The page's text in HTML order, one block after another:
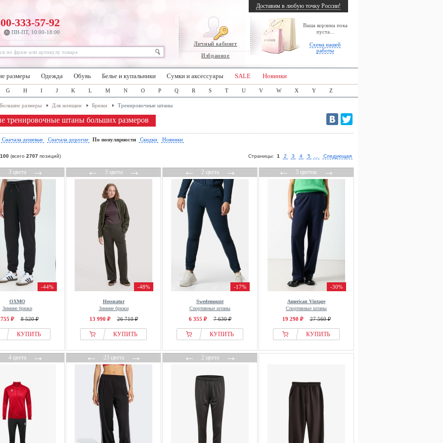
Личный кабинет
Избранное
Ваша корзина пока
пуста...
Схема нашей
работы
333-57-92
ПН-ПТ, 10:00-18:00
Доставим в любую точку России!
размеры Одежда Обувь Белье и купальники Сумки и аксессуары SALE Новинки
G H I J K L M N O P Q R S T U V W X Y Z
Большие размеры Для женщин Брюки Тренировочные штаны
тренировочные штаны больших размеров
Сначала дешевые Сначала дорогие По популярности Скидки Новинки
100 (всего 2707 позиций) Страницы: 1 2 3 4 5 Следующая
3 цвета→
-44%
OXMO
Зимние брюки
₽ 8 520 ₽
КУПИТЬ
←3 цвета→
-48%
Hessnatur
Зимние брюки
13 990 ₽ 26 710 ₽
КУПИТЬ
←2 цвета→
-17%
Swedemount
Спортивные штаны
6 355 ₽ 7 630 ₽
КУПИТЬ
←5 цветов→
-30%
American Vintage
Спортивные штаны
19 290 ₽ 27 560 ₽
КУПИТЬ
4 цвета→ ←23 цвета→ ←2 цвета→